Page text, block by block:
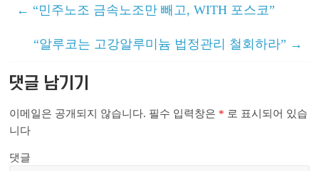
← “민주노조 금속노조만 빼고, WITH 포스코”
“알루코는 고강알루미늄 법정관리 철회하라” →
댓글 남기기
이메일은 공개되지 않습니다. 필수 입력창은 * 로 표시되어 있습
니다
댓글